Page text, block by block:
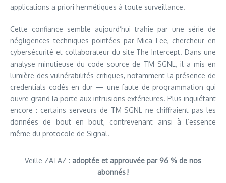
applications a priori hermétiques à toute surveillance.
Cette confiance semble aujourd’hui trahie par une série de
négligences techniques pointées par Mica Lee, chercheur en
cybersécurité et collaborateur du site The Intercept. Dans une
analyse minutieuse du code source de TM SGNL, il a mis en
lumière des vulnérabilités critiques, notamment la présence de
credentials codés en dur — une faute de programmation qui
ouvre grand la porte aux intrusions extérieures. Plus inquiétant
encore : certains serveurs de TM SGNL ne chiffraient pas les
données de bout en bout, contrevenant ainsi à l’essence
même du protocole de Signal.
Veille ZATAZ : adoptée et approuvée par 96 % de nos
abonnés !